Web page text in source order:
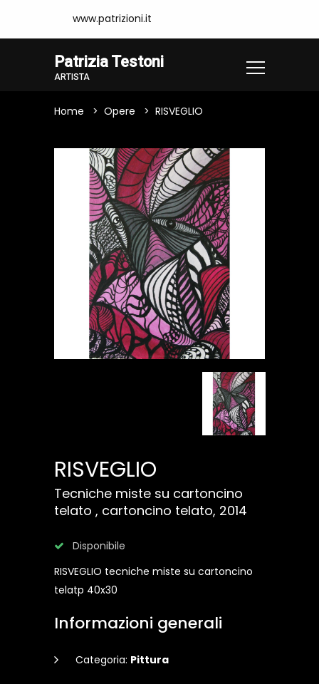
www.patrizioni.it
Patrizia Testoni
ARTISTA
Home Opere RISVEGLIO
RISVEGLIO
Tecniche miste su cartoncino
telato , cartoncino telato, 2014
Disponibile
RISVEGLIO tecniche miste su cartoncino
telatp 40x30
Informazioni generali
Categoria: Pittura